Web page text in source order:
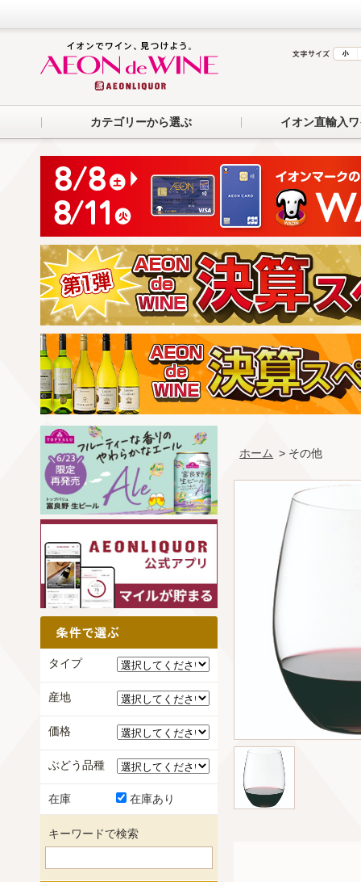
カテゴリーから選ぶ イオン直輸入
ホーム > その他
タイプ
産地
価格
ぶどう品種
在庫 在庫あり
キーワードで検索